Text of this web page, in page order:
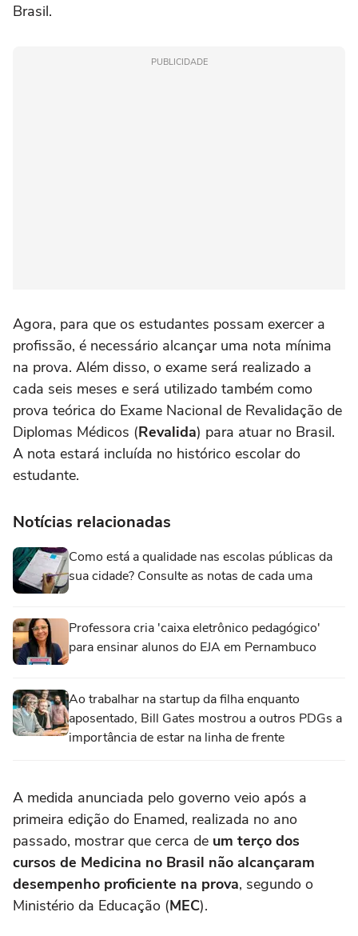
Brasil.
PUBLICIDADE
Agora, para que os estudantes possam exercer a
profissão, é necessário alcançar uma nota mínima
na prova. Além disso, o exame será realizado a
cada seis meses e será utilizado também como
prova teórica do Exame Nacional de Revalidação de
Diplomas Médicos (Revalida) para atuar no Brasil.
A nota estará incluída no histórico escolar do
estudante.
Notícias relacionadas
Como está a qualidade nas escolas públicas da
sua cidade? Consulte as notas de cada uma
Professora cria 'caixa eletrônico pedagógico'
para ensinar alunos do EJA em Pernambuco
Ao trabalhar na startup da filha enquanto
aposentado, Bill Gates mostrou a outros PDGs a
importância de estar na linha de frente
A medida anunciada pelo governo veio após a
primeira edição do Enamed, realizada no ano
passado, mostrar que cerca de um terço dos
cursos de Medicina no Brasil não alcançaram
desempenho proficiente na prova, segundo o
Ministério da Educação (MEC).